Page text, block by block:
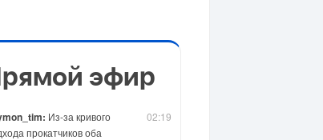
эфир
02:19
Из-за кривого
прокатчиков оба